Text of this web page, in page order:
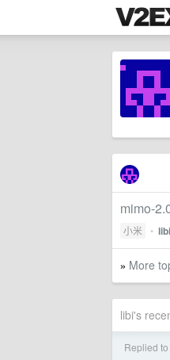
mimo-
小米 • libi
» More
libi's
Replied